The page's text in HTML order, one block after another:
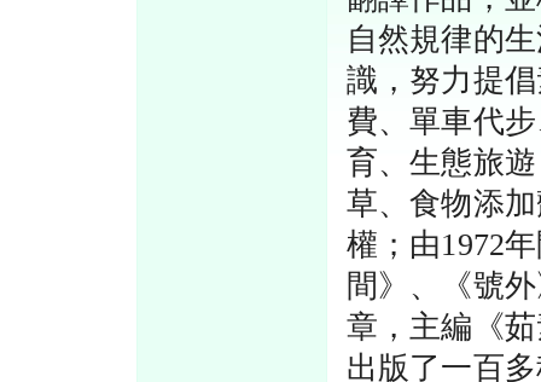
自然規律的
識，努力提
費、單車代
育、生態旅
草、食物添
權；由1972
間》、《號
章，主編《
出版了一百